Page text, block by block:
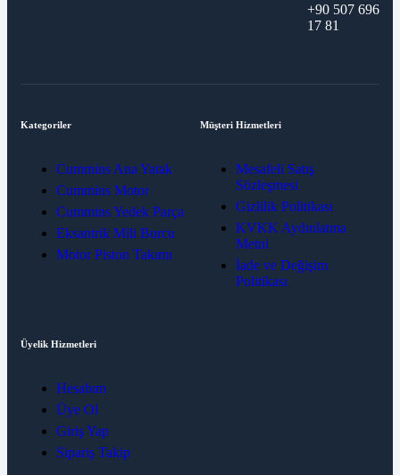
+90 507 696
17 81
Kategoriler
Cummins Ana Yatak
Cummins Motor
Cummins Yedek Parça
Eksantrik Mili Burcu
Motor Piston Takımı
Müşteri Hizmetleri
Mesafeli Satış
Sözleşmesi
Gizlilik Politikası
KVKK Aydınlatma
Metni
İade ve Değişim
Politikası
Üyelik Hizmetleri
Hesabım
Üye Ol
Giriş Yap
Sipariş Takip